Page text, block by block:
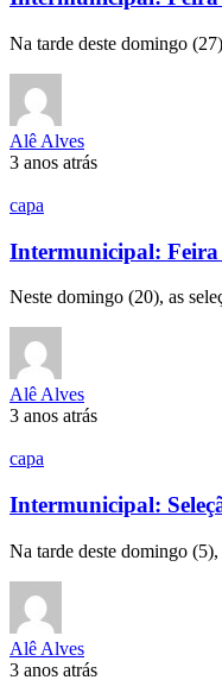
Na tarde deste domingo
Alê Alves
3 anos atrás
capa
Intermunicipal: Feira
Neste domingo (20), as
Alê Alves
3 anos atrás
capa
Intermunicipal:
Na tarde deste domingo
Alê Alves
3 anos atrás